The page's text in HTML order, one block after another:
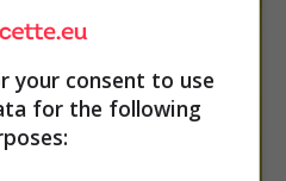
your consent to use
for the following